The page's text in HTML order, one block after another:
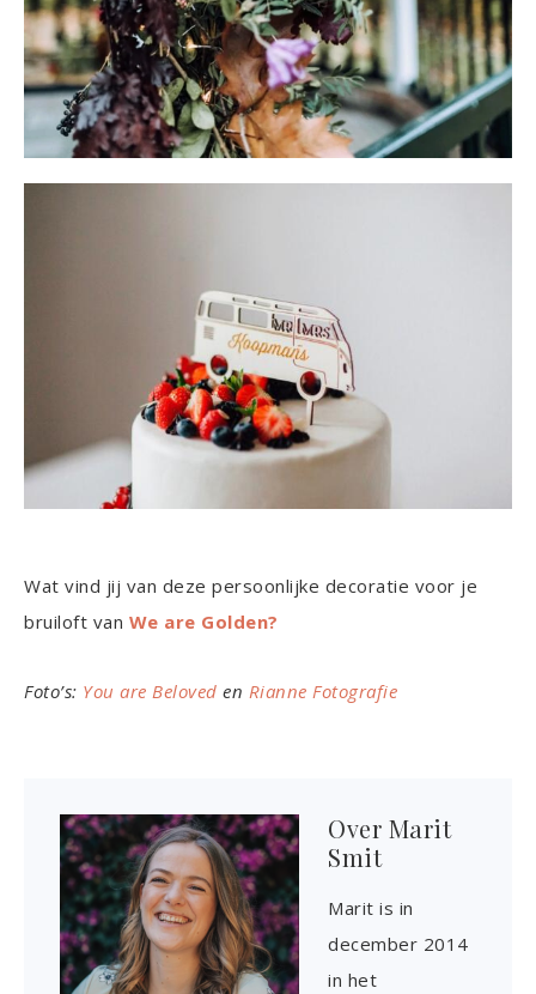
Wat vind jij van deze persoonlijke decoratie voor je
bruiloft van We are Golden?
Foto’s: You are Beloved en Rianne Fotografie
Over Marit
Smit
Marit is in
december 2014
in het